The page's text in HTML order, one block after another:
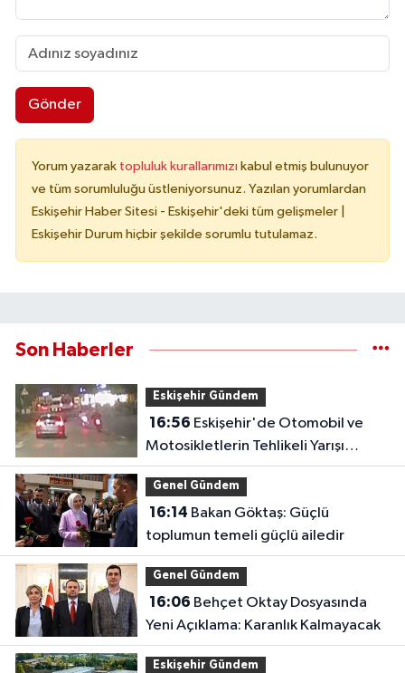
Gönder
Yorum yazarak topluluk kurallarımızı kabul etmiş bulunuyor
ve tüm sorumluluğu üstleniyorsunuz. Yazılan yorumlardan
Eskişehir Haber Sitesi - Eskişehir'deki tüm gelişmeler |
Eskişehir Durum hiçbir şekilde sorumlu tutulamaz.
Son Haberler
Eskişehir Gündem
16:56
Motosikletlerin Tehlikeli Yarışı
Kamerada
Genel Gündem
16:14
toplumun temeli güçlü ailedir
Genel Gündem
16:06
Yeni Açıklama: Karanlık Kalmayacak
Eskişehir Gündem